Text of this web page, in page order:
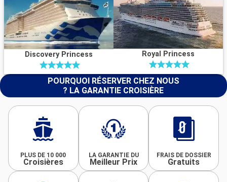
Discovery Princess Royal Princess
POURQUOI RÉSERVER CHEZ NOUS
? LA GARANTIE CROISIÈRE
PLUS DE 10 000
Croisières
LA GARANTIE DU
Meilleur Prix
FRAIS DE DOSSIER
Gratuits